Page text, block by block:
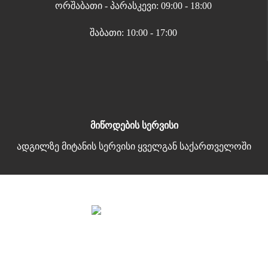
ორშაბათი - პარასკევი: 09:00 - 18:00
შაბათი: 10:00 - 17:00
მიწოდების სერვისი
ადგილზე მიტანის სერვისი ყველგან საქართველოში